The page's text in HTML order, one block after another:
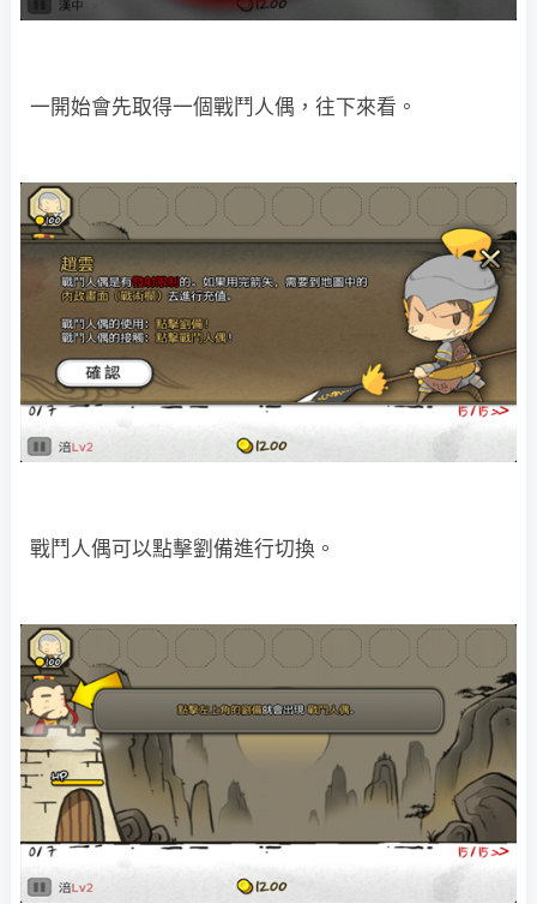
一開始會先取得一個戰鬥人偶，往下來看。
戰鬥人偶可以點擊劉備進行切換。